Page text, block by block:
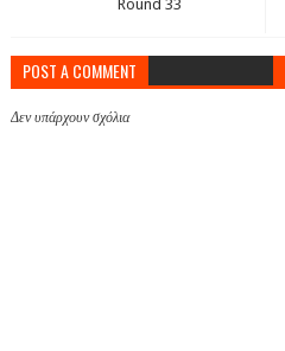
Round 33
POST A COMMENT
Δεν υπάρχουν σχόλια